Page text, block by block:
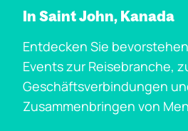
In Saint John, Kanada
Entdecken Sie
Events zur Reisebranche,
Geschäftsverbindungen
Zusammenbringen von